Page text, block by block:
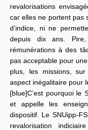
revalorisations
car elles ne portent pas
d’indice, ni ne
depuis dix ans.
rémunérations à des
pas acceptable pour
plus, les missions,
aspect inégalitaire pour
[blue]C’est pourquoi le
et appelle les
dispositif. Le SNUipp-
revalorisation